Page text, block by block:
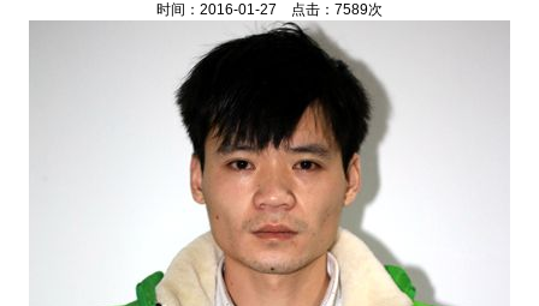
时间：2016-01-27 点击：7589次